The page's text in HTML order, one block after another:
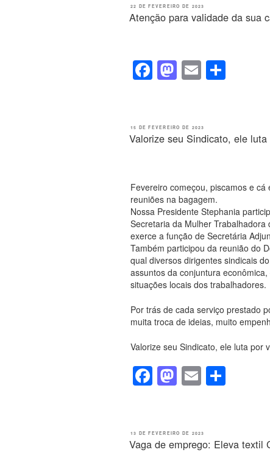
e
b
o
k
o
d
n
e
PUBLICADO
22 DE FEVEREIRO DE 2023
Atenção para validade da sua
F
a
e
b
o
k
M
a
o
d
n
E
m
PUBLICADO
15 DE FEVEREIRO DE 2023
Valorize seu Sindicato, ele
Fevereiro começou, piscamos e
reuniões na bagagem.
Nossa Presidente Stephania
Secretaria da Mulher
exerce a função de Secretária
Também participou da reunião do
qual diversos dirigentes sindicais
assuntos da conjuntura
situações locais dos trabalhadores.
Por trás de cada serviço prestado
muita troca de ideias, muito
Valorize seu Sindicato, ele luta por
F
a
e
b
M
a
o
d
E
m
PUBLICADO
13 DE FEVEREIRO DE 2023
Vaga de emprego: Eleva textil